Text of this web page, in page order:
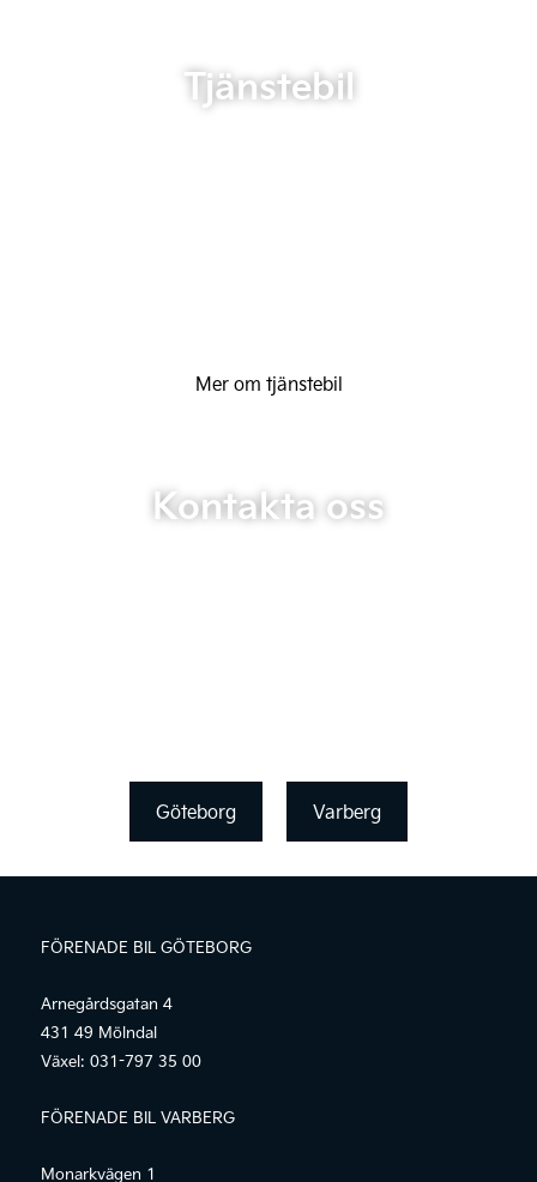
Tjänstebil
Mer om tjänstebil
Kontakta oss
Göteborg Varberg
FÖRENADE BIL GÖTEBORG
Arnegårdsgatan 4
431 49 Mölndal
Växel: 031-797 35 00
FÖRENADE BIL VARBERG
Monarkvägen 1